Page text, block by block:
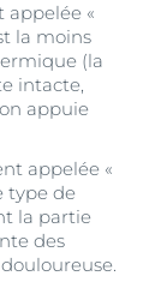
appelée «
la moins
(la
intacte,
appuie
appelée «
type de
la partie
des